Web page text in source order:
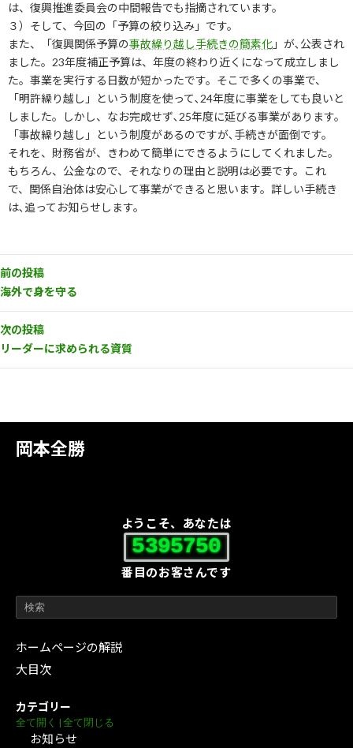
岡本全勝
ようこそ、あなたは
5395750
番目のお客さんです
ホームページの解説
大目次
カテゴリー
全て開く | 全て閉じる
お知らせ
は、復興推進委員会の中間報告でも指摘されています。
３）そして、今回の「予算の絞り込み」です。
また、「復興関係予算の事故繰り越し手続きの簡素化 」が､公表され
ました。23年度補正予算は、年度の終わり近くになって成立しまし
た。事業を実行する日数が短かったです。そこで多くの事業で、
「明許繰り越し」という制度を使って､24年度に事業をしても良いと
しました。しかし、なお完成せず､25年度に延びる事業があります。
「事故繰り越し」という制度があるのですが､手続きが面倒です。
それを、財務省が、きわめて簡単にできるようにしてくれました。
もちろん、公金なので、それなりの理由と説明は必要です。これ
で、関係自治体は安心して事業ができると思います。詳しい手続き
は､追ってお知らせします。
前の投稿
海外で身を守る
次の投稿
リーダーに求められる資質